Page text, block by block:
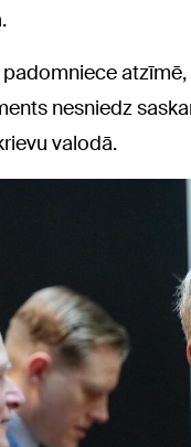
padomniece
nesniedz
valodā.